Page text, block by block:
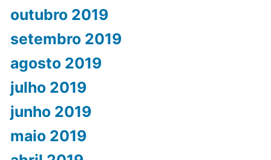
outubro 2019
setembro 2019
agosto 2019
julho 2019
junho 2019
maio 2019